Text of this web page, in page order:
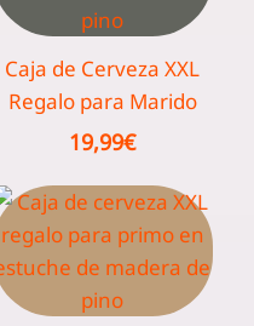
Caja de Cerveza XXL
Regalo para Marido
19,99€